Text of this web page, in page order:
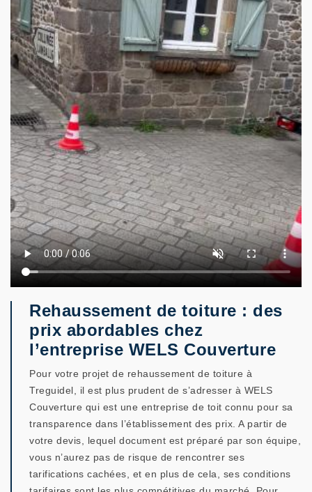
Rehaussement de toiture : des
prix abordables chez
l’entreprise WELS Couverture
Pour votre projet de rehaussement de toiture à
Treguidel, il est plus prudent de s’adresser à WELS
Couverture qui est une entreprise de toit connu pour sa
transparence dans l’établissement des prix. A partir de
votre devis, lequel document est préparé par son équipe,
vous n’aurez pas de risque de rencontrer ses
tarifications cachées, et en plus de cela, ses conditions